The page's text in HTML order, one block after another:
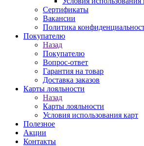
Сертификаты
Вакансии
Политика
Покупателю
Назад
Покупателю
Вопрос-ответ
Гарантия на товар
Доставка заказов
Карты лояльности
Назад
Карты лояльности
Условия использования карт
Полезное
Акции
Контакты